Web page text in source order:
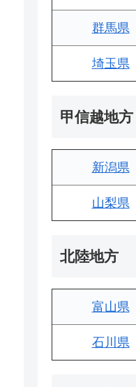
群馬県
埼玉県
甲信越地方
新潟県
山梨県
北陸地方
富山県
石川県